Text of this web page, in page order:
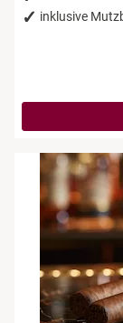
inklusive